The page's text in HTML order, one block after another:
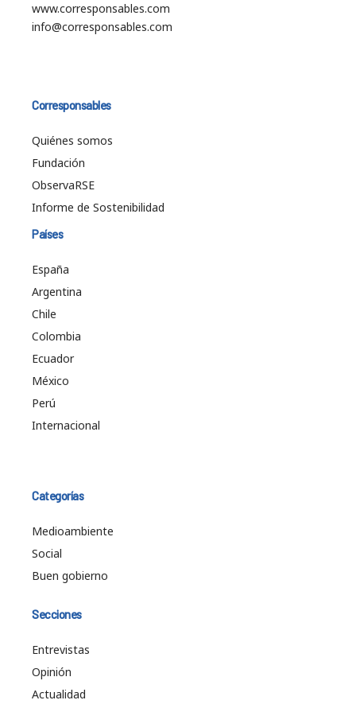
www.corresponsables.com
info@corresponsables.com
Corresponsables
Quiénes somos
Fundación
ObservaRSE
Informe de Sostenibilidad
Países
España
Argentina
Chile
Colombia
Ecuador
México
Perú
Internacional
Categorías
Medioambiente
Social
Buen gobierno
Secciones
Entrevistas
Opinión
Actualidad